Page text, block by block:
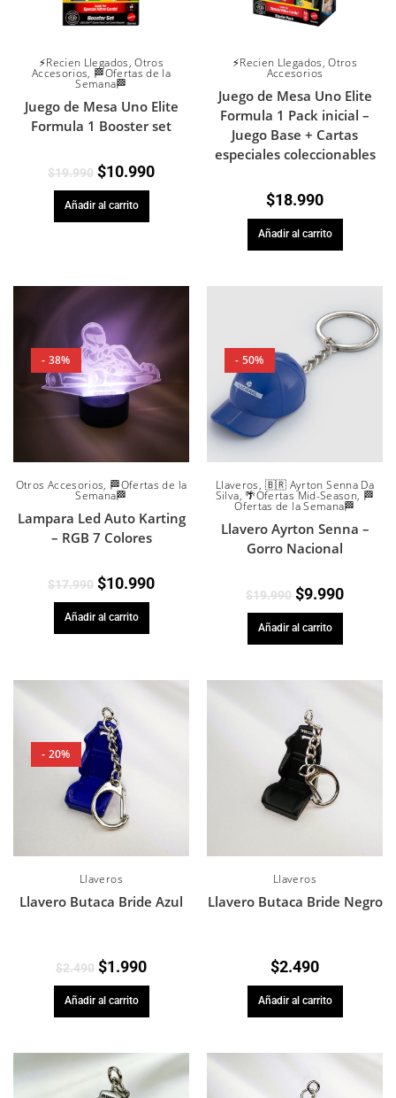
⚡Recien Llegados,Otros
Accesorios, 🏁Ofertas de la
Semana🏁
Juego de Mesa Uno Elite
Formula 1 Booster set
$19.990 $10.990
Añadir al carrito
⚡Recien Llegados,Otros
Accesorios
Juego de Mesa Uno Elite
Formula 1 Pack inicial –
Juego Base + Cartas
especiales coleccionables
$18.990
Añadir al carrito
- 38%
Otros Accesorios, 🏁Ofertas de la
Semana🏁
Lampara Led Auto Karting
– RGB 7 Colores
$17.990 $10.990
Añadir al carrito
- 50%
Llaveros, 🇧🇷 Ayrton Senna Da
Silva,🌴Ofertas Mid-Season, 🏁
Ofertas de la Semana🏁
Llavero Ayrton Senna –
Gorro Nacional
$19.990 $9.990
Añadir al carrito
- 20%
Llaveros
Llavero Butaca Bride Azul
$2.490 $1.990
Añadir al carrito
Llaveros
Llavero Butaca Bride Negro
$2.490
Añadir al carrito